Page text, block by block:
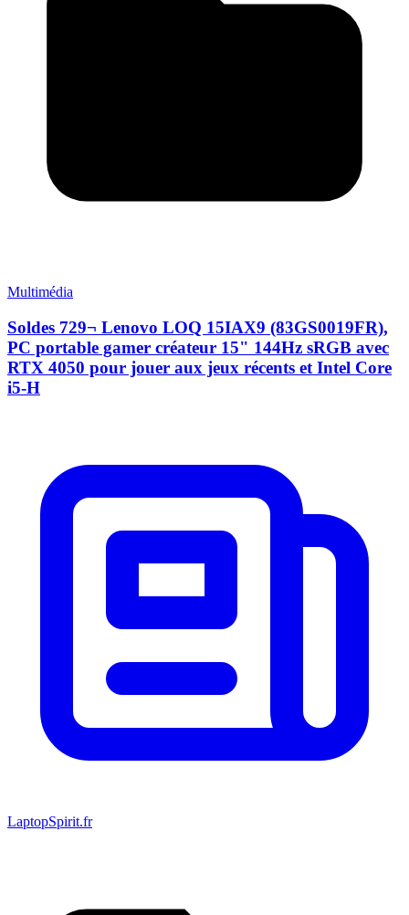
Multimédia
Soldes 729¬ Lenovo LOQ 15IAX9 (83GS0019FR),
PC portable gamer créateur 15" 144Hz sRGB avec
RTX 4050 pour jouer aux jeux récents et Intel Core
i5-H
LaptopSpirit.fr